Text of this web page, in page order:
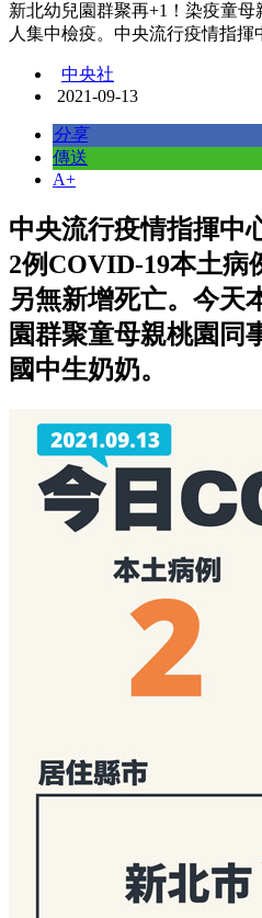
新北幼兒園群聚再+1！染疫童
人集中檢疫。中央流行疫情指揮
中央社
2021-09-13
分享
傳送
A+
中央流行疫情指揮中
2例COVID-19本土病
另無新增死亡。今天
園群聚童母親桃園同
國中生奶奶。